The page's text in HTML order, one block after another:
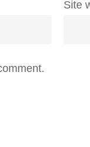
Site